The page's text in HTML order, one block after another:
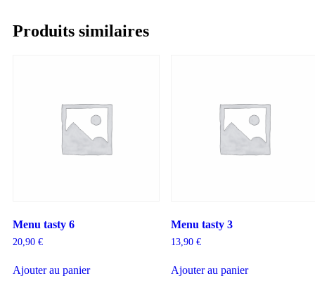
Produits similaires
Menu tasty 6
20,90 €
Ajouter au panier
Menu tasty 3
13,90 €
Ajouter au panier